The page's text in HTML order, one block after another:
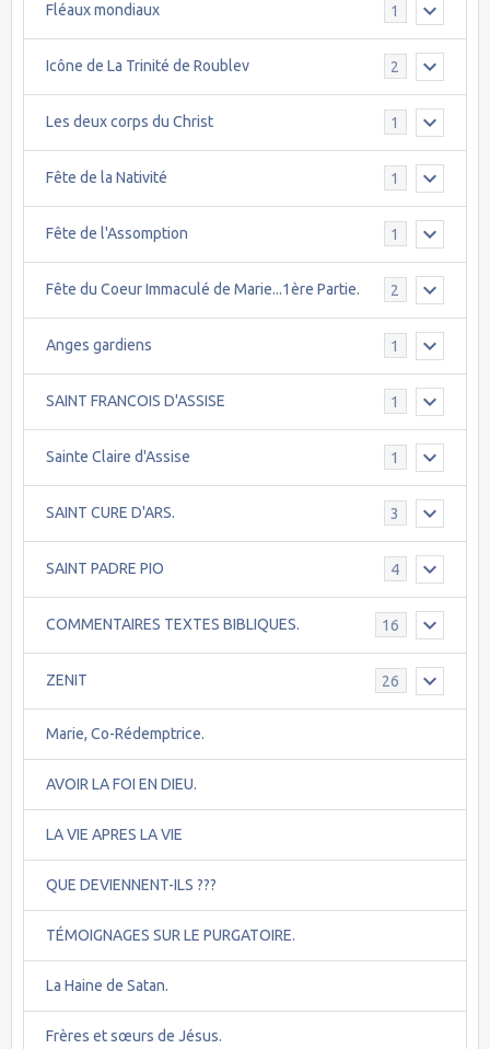
Fléaux mondiaux 1
Icône de La Trinité de Roublev 2
Les deux corps du Christ 1
Fête de la Nativité 1
Fête de l'Assomption 1
Fête du Coeur Immaculé de Marie...1ère Partie. 2
Anges gardiens 1
SAINT FRANCOIS D'ASSISE 1
Sainte Claire d'Assise 1
SAINT CURE D'ARS. 3
SAINT PADRE PIO 4
COMMENTAIRES TEXTES BIBLIQUES. 16
ZENIT 26
Marie, Co-Rédemptrice.
AVOIR LA FOI EN DIEU.
LA VIE APRES LA VIE
QUE DEVIENNENT-ILS ???
TÉMOIGNAGES SUR LE PURGATOIRE.
La Haine de Satan.
Frères et sœurs de Jésus.